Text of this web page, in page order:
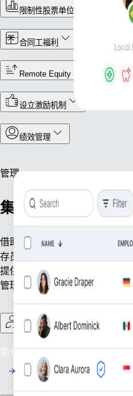
限制性股票单位 (RSU)
合同工福利
Remote Equity
设立激励机制
绩效管理
管理
集中式人力运营
借助工具精简核心人事事务，
存员工档案、考勤统计，还是
提供业务平稳运转所需的一切
管理，我们负责处理支撑企业
合同工管理
简化合同工管理：高效统筹全